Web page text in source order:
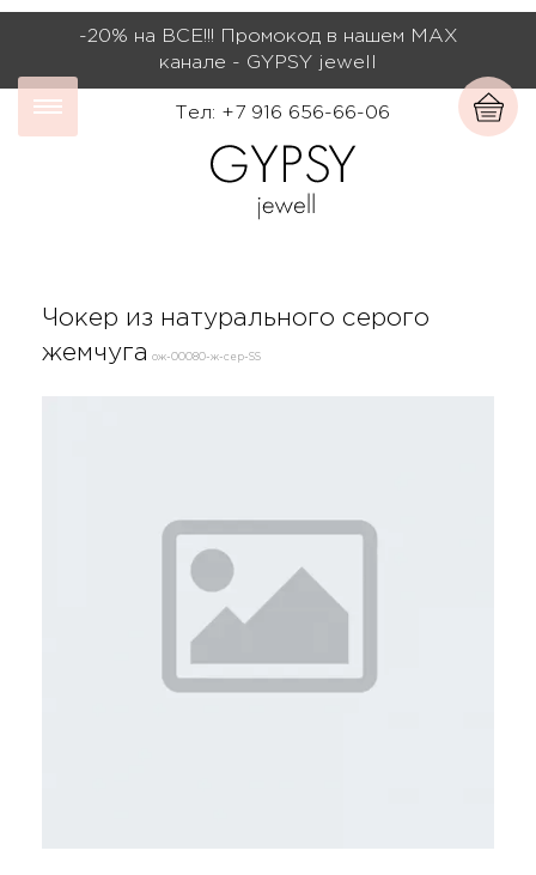
-20% на ВСЕ!!! Промокод в нашем МАХ
канале - GYPSY jewell
Тел: +7 916 656-66-06
Чокер из натурального серого
жемчуга
ож-00080-ж-сер-SS